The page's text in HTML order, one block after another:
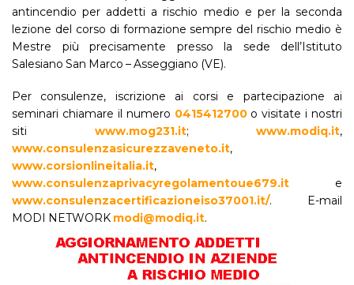
antincendio per addetti a rischio medio e per la seconda
lezione del corso di formazione sempre del rischio medio è
Mestre più precisamente presso la sede dell’Istituto
Salesiano San Marco – Asseggiano (VE).
Per consulenze, iscrizione ai corsi e partecipazione ai
seminari chiamare il numero 0415412700o visitate i nostri
siti www.mog231.it; www.modiq.it,
www.consulenzasicurezzaveneto.it,
www.corsionlineitalia.it,
www.consulenzaprivacyregolamentoue679.it e
www.consulenzacertificazioneiso37001.it/. E-mail
MODI NETWORK modi@modiq.it.